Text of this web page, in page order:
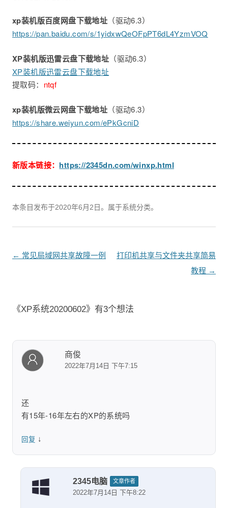
xp装机版百度网盘下载地址 （驱动6.3）
https://pan.baidu.com/s/1yidxwQeOFpPT6dL4YzmVOQ
XP装机版迅雷云盘下载地址 （驱动6.3）
XP装机版迅雷云盘下载地址
提取码： ntqf
xp装机版微云网盘下载地址 （驱动6.3）
https://share.weiyun.com/ePkGcniD
新版本链接： https://2345dn.com/winxp.html
本条目发布于2020年6月2日。属于系统分类。
文
← 常见局域网共享故障一例
打印机共享与文件夹共享简易
教程 →
《XP系统20200602》有3个想法
商俊
2022年7月14日 下午7:15
还
有15年-16年左右的XP的系统吗
回复 ↓
2345电脑 文章作者
2022年7月14日 下午8:22